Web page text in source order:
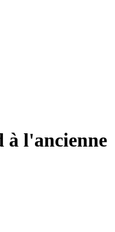
à l'ancienne